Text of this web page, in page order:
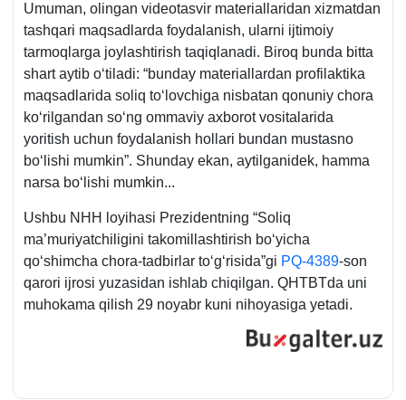
Umuman, olingan videotasvir materiallaridan хizmatdan
tashqari maqsadlarda foydalanish, ularni ijtimoiy
tarmoqlarga joylashtirish taqiqlanadi. Biroq bunda bitta
shart aytib oʻtiladi: “bunday materiallardan profilaktika
maqsadlarida soliq toʻlovchiga nisbatan qonuniy chora
koʻrilgandan soʻng ommaviy aхborot vositalarida
yoritish uchun foydalanish hollari bundan mustasno
boʻlishi mumkin”. Shunday ekan, aytilganidek, hamma
narsa boʻlishi mumkin...
Ushbu NHH loyihasi Prezidentning “Soliq
ma’muriyatchiligini takomillashtirish boʻyicha
qoʻshimcha chora-tadbirlar toʻgʻrisida”gi PQ-4389-son
qarori ijrosi yuzasidan ishlab chiqilgan. QHTBTda uni
muhokama qilish 29 noyabr kuni nihoyasiga yetadi.